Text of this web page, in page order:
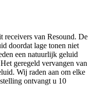
receivers van Resound. De
doordat lage tonen niet
een natuurlijk geluid
geregeld vervangen van
Wij raden aan om elke
ontvangt u 10